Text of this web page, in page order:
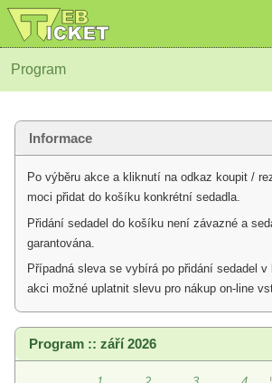
Program
Informace
Po výběru akce a kliknutí na odkaz koupit /
moci přidat do košíku konkrétní sedadla.
Přidání sedadel do košíku není závazné a
garantována.
Případná sleva se vybírá po přidání sedadel
akci možné uplatnit slevu pro nákup on-line
Program :: září 2026